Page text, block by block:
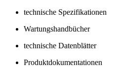
technische Spezifikationen
Wartungshandbücher
technische Datenblätter
Produktdokumentationen